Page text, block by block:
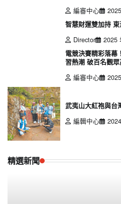
編審中心
智慧財運雙加持
Director
2025
電競決賽精彩落幕
習熱潮 破百名觀
編審中心
武夷山大紅袍與台
編輯中心
精選新聞